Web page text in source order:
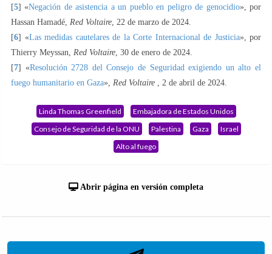
[5] «Negación de asistencia a un pueblo en peligro de genocidio», por
Hassan Hamadé, Red Voltaire , 22 de marzo de 2024.
[6] «Las medidas cautelares de la Corte Internacional de Justicia», por
Thierry Meyssan, Red Voltaire , 30 de enero de 2024.
[7] «Resolución 2728 del Consejo de Seguridad exigiendo un alto el
fuego humanitario en Gaza», Red Voltaire , 2 de abril de 2024.
Linda Thomas Greenfield
Embajadora de Estados Unidos
Consejo de Seguridad de la ONU
Palestina Gaza
Israel
Alto al fuego
Abrir página en versión completa